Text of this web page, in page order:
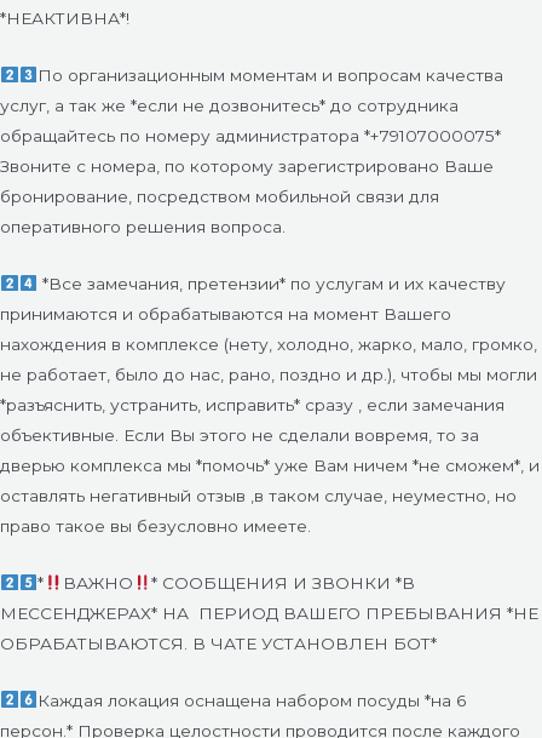
*НЕАКТИВНА*!
По организационным моментам и вопросам качества
услуг, а так же *если не дозвонитесь* до сотрудника
обращайтесь по номеру администратора *+79107000075*
Звоните с номера, по которому зарегистрировано Ваше
бронирование, посредством мобильной связи для
оперативного решения вопроса.
*Все замечания, претензии* по услугам и их качеству
принимаются и обрабатываются на момент Вашего
нахождения в комплексе (нету, холодно, жарко, мало, громко,
не работает, было до нас, рано, поздно и др.), чтобы мы могли
*разъяснить, устранить, исправить* сразу , если замечания
объективные. Если Вы этого не сделали вовремя, то за
дверью комплекса мы *помочь* уже Вам ничем *не сможем*, и
оставлять негативный отзыв ,в таком случае, неуместно, но
право такое вы безусловно имеете.
* ВАЖНО
* СООБЩЕНИЯ И ЗВОНКИ *В
МЕССЕНДЖЕРАХ* НА
ПЕРИОД ВАШЕГО ПРЕБЫВАНИЯ *НЕ
ОБРАБАТЫВАЮТСЯ. В ЧАТЕ УСТАНОВЛЕН БОТ*
Каждая локация оснащена набором посуды *на 6
персон.* Проверка целостности проводится после каждого